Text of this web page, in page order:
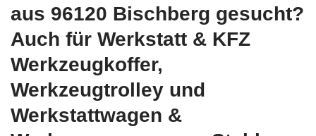
aus 96120 Bischberg gesucht?
Auch für Werkstatt & KFZ
Werkzeugkoffer,
Werkzeugtrolley und
Werkstattwagen &